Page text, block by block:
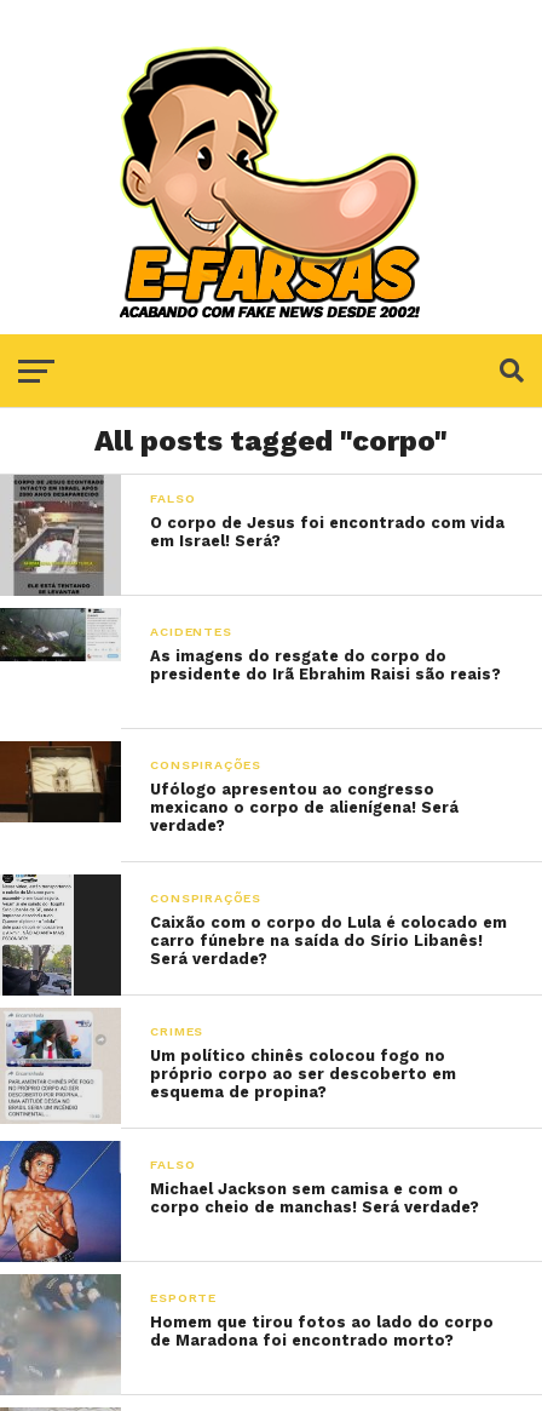
All posts tagged "corpo"
FALSO
O corpo de Jesus foi encontrado com vida
em Israel! Será?
ACIDENTES
As imagens do resgate do corpo do
presidente do Irã Ebrahim Raisi são reais?
CONSPIRAÇÕES
Ufólogo apresentou ao congresso
mexicano o corpo de alienígena! Será
verdade?
CONSPIRAÇÕES
Caixão com o corpo do Lula é colocado em
carro fúnebre na saída do Sírio Libanês!
Será verdade?
CRIMES
Um político chinês colocou fogo no
próprio corpo ao ser descoberto em
esquema de propina?
FALSO
Michael Jackson sem camisa e com o
corpo cheio de manchas! Será verdade?
ESPORTE
Homem que tirou fotos ao lado do corpo
de Maradona foi encontrado morto?